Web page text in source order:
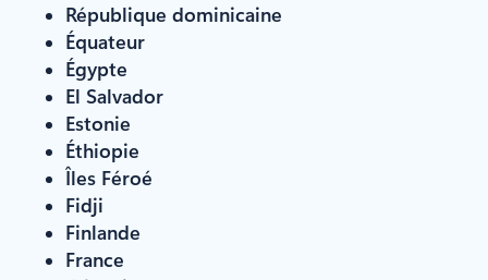
République dominicaine
Équateur
Égypte
El Salvador
Estonie
Éthiopie
Îles Féroé
Fidji
Finlande
France